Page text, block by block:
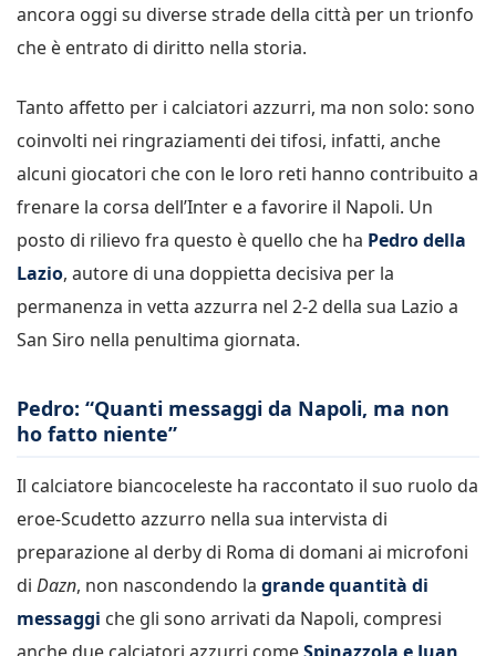
ancora oggi su diverse strade della città per un trionfo
che è entrato di diritto nella storia.
Tanto affetto per i calciatori azzurri, ma non solo: sono
coinvolti nei ringraziamenti dei tifosi, infatti, anche
alcuni giocatori che con le loro reti hanno contribuito a
frenare la corsa dell’Inter e a favorire il Napoli. Un
posto di rilievo fra questo è quello che ha Pedro della
Lazio, autore di una doppietta decisiva per la
permanenza in vetta azzurra nel 2-2 della sua Lazio a
San Siro nella penultima giornata.
Pedro: “Quanti messaggi da Napoli, ma non
ho fatto niente”
Il calciatore biancoceleste ha raccontato il suo ruolo da
eroe-Scudetto azzurro nella sua intervista di
preparazione al derby di Roma di domani ai microfoni
di Dazn, non nascondendo la grande quantità di
messaggi che gli sono arrivati da Napoli, compresi